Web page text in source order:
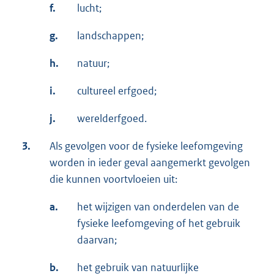
f. lucht;
g. landschappen;
h. natuur;
i. cultureel erfgoed;
j. werelderfgoed.
3.
Als gevolgen voor de fysieke leefomgeving
worden in ieder geval aangemerkt gevolgen
die kunnen voortvloeien uit:
a.
het wijzigen van onderdelen van de
fysieke leefomgeving of het gebruik
daarvan;
b.
het gebruik van natuurlijke